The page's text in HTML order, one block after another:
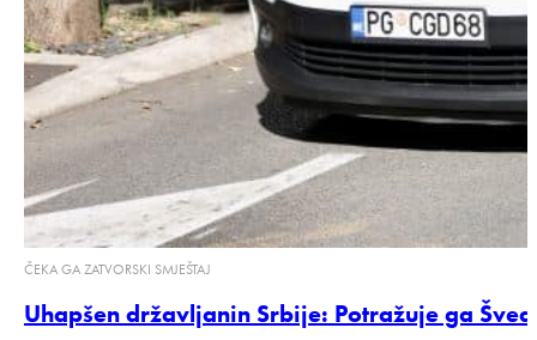
ČEKA GA ZATVORSKI SMJEŠTAJ
Uhapšen državljanin Srbije: Potražuje ga